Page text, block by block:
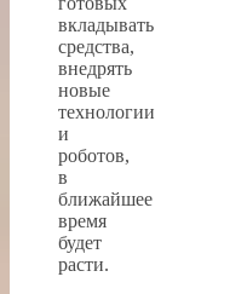
вкладывать
средства,
внедрять
новые
технологии
и
роботов,
в
ближайшее
время
будет
расти.